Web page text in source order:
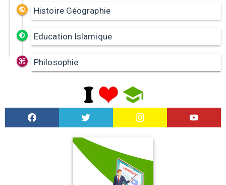
Histoire Géographie
Education Islamique
Philosophie